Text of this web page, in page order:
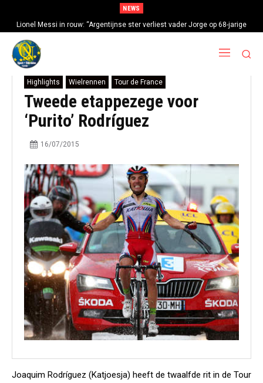
NEWS
Lionel Messi in rouw: “Argentijnse ster verliest vader Jorge op 68-jarige
leeftijd na gezondheidsproblemen”
Highlights Wielrennen Tour de France
Tweede etappezege voor
‘Purito’ Rodríguez
16/07/2015
Joaquim Rodríguez (Katjoesja) heeft de twaalfde rit in de Tour